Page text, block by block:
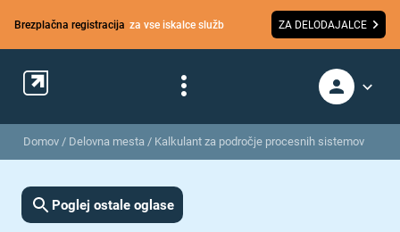
Brezplačna registracija za vse iskalce služb ZA DELODAJALCE
Domov / Delovna mesta / Kalkulant za področje procesnih sistemov
Poglej ostale oglase